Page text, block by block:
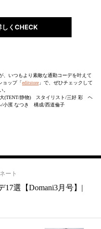
しくCHECK
、いつもより素敵な通勤コーデを叶えて
ョップ「editstore 」で、ぜひチェックして
。
大(TENT/静物) スタイリスト/三好 彩 ヘ
/小濱 なつき 構成/西道倫子
ート
17選【Domani3月号】|